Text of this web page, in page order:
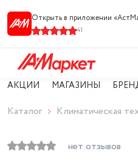
Открыть в приложении
41
АКЦИИ МАГАЗИНЫ
Каталог Климатическая
нет отзывов